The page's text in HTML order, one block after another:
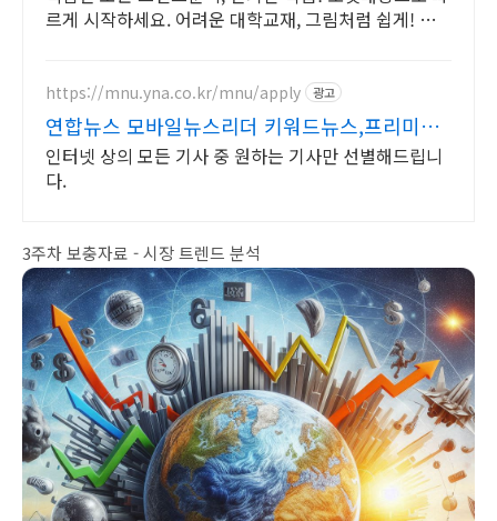
르게 시작하세요. 어려운 대학교재, 그림처럼 쉽게! 쿠
https://mnu.yna.co.kr/mnu/apply 광고
연합뉴스 모바일뉴스리더 키워드뉴스,프리미엄
인물검색
인터넷 상의 모든 기사 중 원하는 기사만 선별해드립니
다.
3주차 보충자료 - 시장 트렌드 분석